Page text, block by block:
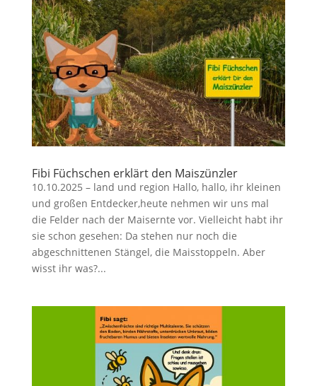
Fibi Füchschen erklärt den Maiszünzler
10.10.2025 – land und region Hallo, hallo, ihr kleinen
und großen Entdecker,heute nehmen wir uns mal
die Felder nach der Maisernte vor. Vielleicht habt ihr
sie schon gesehen: Da stehen nur noch die
abgeschnittenen Stängel, die Maisstoppeln. Aber
wisst ihr was?...